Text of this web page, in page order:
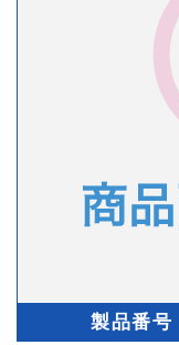
製品番号